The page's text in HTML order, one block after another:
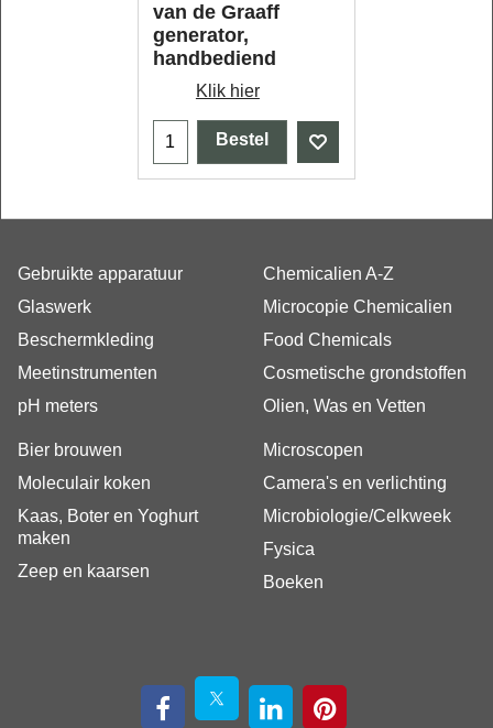
van de Graaff
generator,
handbediend
Klik hier
Bestel
Gebruikte apparatuur
Glaswerk
Beschermkleding
Meetinstrumenten
pH meters
Chemicalien A-Z
Microcopie Chemicalien
Food Chemicals
Cosmetische grondstoffen
Olien, Was en Vetten
Bier brouwen
Moleculair koken
Kaas, Boter en Yoghurt
maken
Zeep en kaarsen
Microscopen
Camera's en verlichting
Microbiologie/Celkweek
Fysica
Boeken